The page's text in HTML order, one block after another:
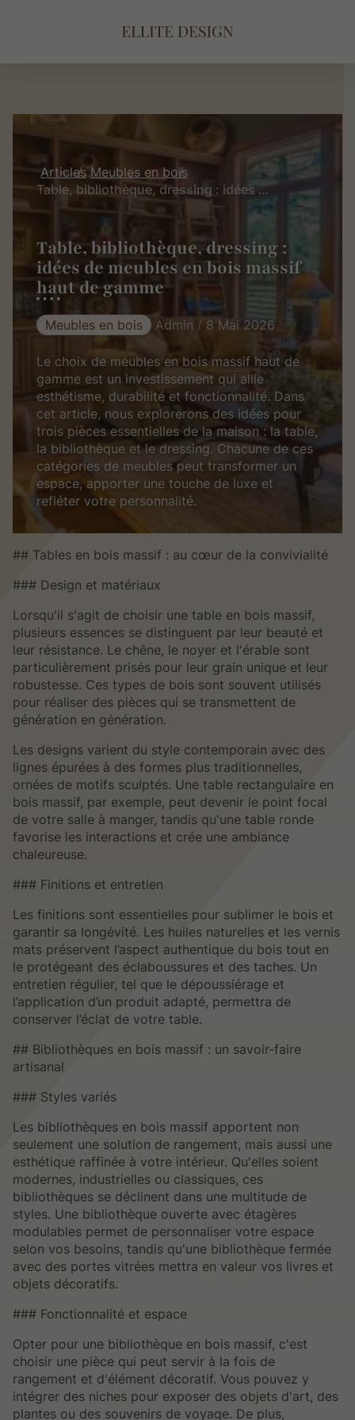
Articles Meubles en bois
Table, bibliothèque, dressing : idées de meubles en bois massif haut de gamme
Table, bibliothèque, dressing :
idées de meubles en bois massif
haut de gamme
Meubles en bois Admin / 8 Mai 2026
Le choix de meubles en bois massif haut de
gamme est un investissement qui allie
esthétisme, durabilité et fonctionnalité. Dans
cet article, nous explorerons des idées pour
trois pièces essentielles de la maison : la table,
la bibliothèque et le dressing. Chacune de ces
catégories de meubles peut transformer un
espace, apporter une touche de luxe et
refléter votre personnalité.
## Tables en bois massif : au cœur de la convivialité
### Design et matériaux
Lorsqu'il s'agit de choisir une table en bois massif,
plusieurs essences se distinguent par leur beauté et
leur résistance. Le chêne, le noyer et l'érable sont
particulièrement prisés pour leur grain unique et leur
robustesse. Ces types de bois sont souvent utilisés
pour réaliser des pièces qui se transmettent de
génération en génération.
Les designs varient du style contemporain avec des
lignes épurées à des formes plus traditionnelles,
ornées de motifs sculptés. Une table rectangulaire en
bois massif, par exemple, peut devenir le point focal
de votre salle à manger, tandis qu'une table ronde
favorise les interactions et crée une ambiance
chaleureuse.
### Finitions et entretien
Les finitions sont essentielles pour sublimer le bois et
garantir sa longévité. Les huiles naturelles et les vernis
mats préservent l’aspect authentique du bois tout en
le protégeant des éclaboussures et des taches. Un
entretien régulier, tel que le dépoussiérage et
l’application d’un produit adapté, permettra de
conserver l’éclat de votre table.
## Bibliothèques en bois massif : un savoir-faire
artisanal
### Styles variés
Les bibliothèques en bois massif apportent non
seulement une solution de rangement, mais aussi une
esthétique raffinée à votre intérieur. Qu'elles soient
modernes, industrielles ou classiques, ces
bibliothèques se déclinent dans une multitude de
styles. Une bibliothèque ouverte avec étagères
modulables permet de personnaliser votre espace
selon vos besoins, tandis qu'une bibliothèque fermée
avec des portes vitrées mettra en valeur vos livres et
objets décoratifs.
### Fonctionnalité et espace
Opter pour une bibliothèque en bois massif, c'est
choisir une pièce qui peut servir à la fois de
rangement et d'élément décoratif. Vous pouvez y
intégrer des niches pour exposer des objets d'art, des
plantes ou des souvenirs de voyage. De plus,